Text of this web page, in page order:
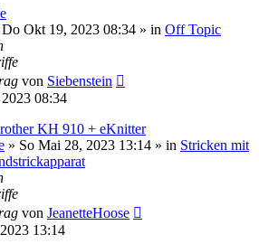
Do Okt 19, 2023 08:34 » in Off Topic
von Siebenstein
08:34
KH 910 + eKnitter
» So Mai 28, 2023 13:14 » in Stricken mit
von JeanetteHoose
13:14